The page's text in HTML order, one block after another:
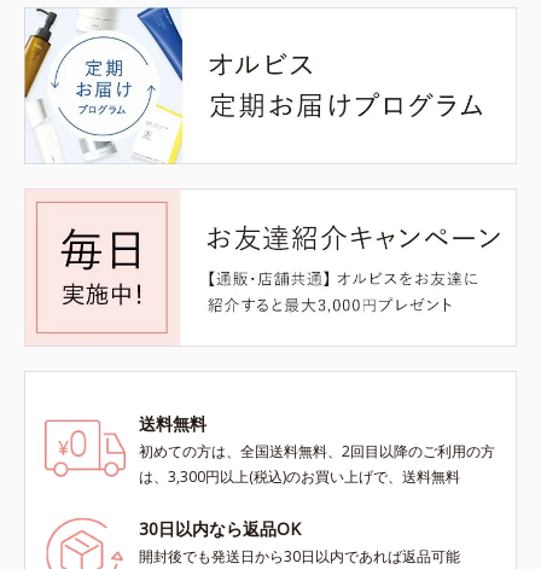
送料無料
初めての方は、全国送料無料、2回目以降のご利用の方
は、3,300円以上(税込)のお買い上げで、送料無料
30日以内なら返品OK
開封後でも発送日から30日以内であれば返品可能